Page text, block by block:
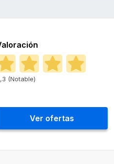
(Notable)
Ver ofertas